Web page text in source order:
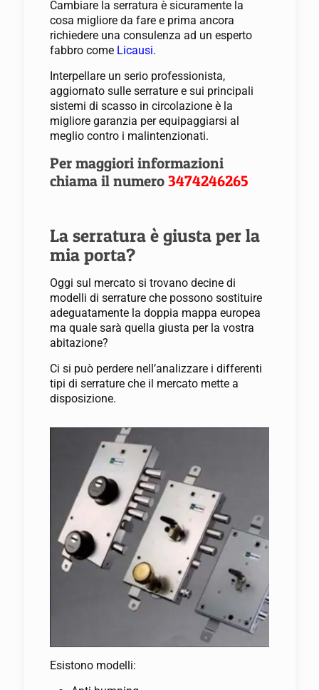
Cambiare la serratura è sicuramente la
cosa migliore da fare e prima ancora
richiedere una consulenza ad un esperto
fabbro come Licausi.
Interpellare un serio professionista,
aggiornato sulle serrature e sui principali
sistemi di scasso in circolazione è la
migliore garanzia per equipaggiarsi al
meglio contro i malintenzionati.
Per maggiori informazioni
chiama il numero 3474246265
La serratura è giusta per la
mia porta?
Oggi sul mercato si trovano decine di
modelli di serrature che possono sostituire
adeguatamente la doppia mappa europea
ma quale sarà quella giusta per la vostra
abitazione?
Ci si può perdere nell’analizzare i differenti
tipi di serrature che il mercato mette a
disposizione.
Esistono modelli: